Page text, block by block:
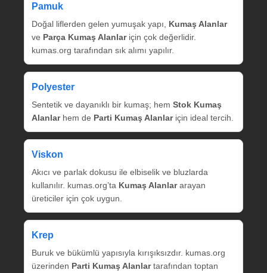
Pamuk
Doğal liflerden gelen yumuşak yapı, Kumaş Alanlar
ve Parça Kumaş Alanlariçin çok değerlidir.
kumas.org tarafından sık alımı yapılır.
Polyester
Sentetik ve dayanıklı bir kumaş; hem Stok Kumaş
Alanlarhem de Parti Kumaş Alanlariçin ideal tercih.
Viskon
Akıcı ve parlak dokusu ile elbiselik ve bluzlarda
kullanılır. kumas.org’ta Kumaş Alanlararayan
üreticiler için çok uygun.
Krep
Buruk ve bükümlü yapısıyla kırışıksızdır. kumas.org
üzerinden Parti Kumaş Alanlartarafından toptan